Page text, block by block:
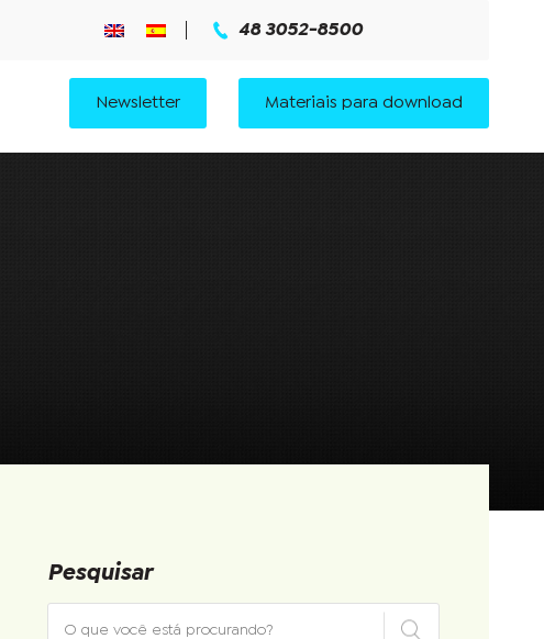
48 3052-8500
Newsletter Materiais para download
Pesquisar